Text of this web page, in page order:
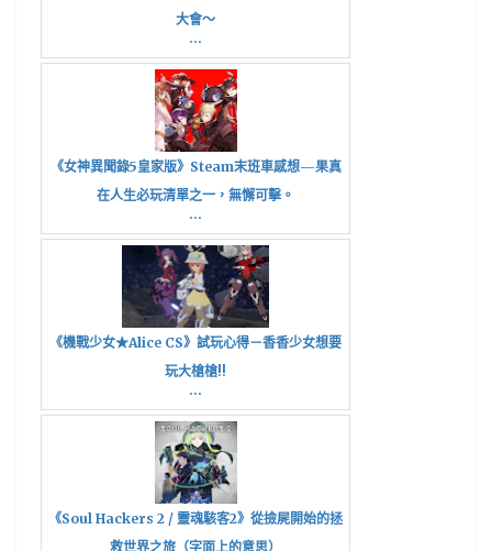
大會～
...
《女神異聞錄5皇家版》Steam末班車感想—果真
在人生必玩清單之一，無懈可擊。
...
《機戰少女★Alice CS》試玩心得－香香少女想要
玩大槍槍!!
...
《Soul Hackers 2 / 靈魂駭客2》從撿屍開始的拯
救世界之旅（字面上的意思）